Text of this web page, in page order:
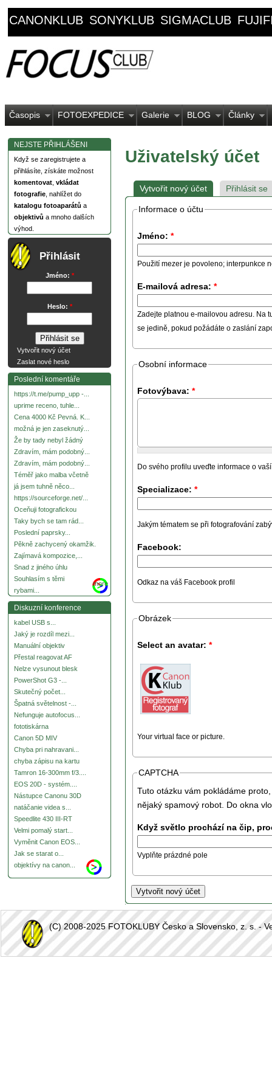
CANONKLUB SONYKLUB SIGMACLUB
Časopis FOTOEXPEDICE Galerie BLOG Články
NEJSTE PŘIHLÁŠENI
Když se zaregistrujete a
přihlásíte, získáte možnost
komentovat vkládat
fotografie , nahlížet do
katalogu fotoaparátů a
objektivů a mnoho dalších
výhod.
Přihlásit
Jméno: *
Heslo: *
Vytvořit nový účet
Zaslat nové heslo
Poslední komentáře
https://t.me/pump_upp -...
uprime receno, tuhle...
Cena 4000 Kč Pevná. K...
možná je jen zaseknutý...
Že by tady nebyl žádný
Zdravím, mám podobný...
Zdravím, mám podobný...
Téměř jako malba včetně
já jsem tuhně něco...
https://sourceforge.net/...
Oceňuji fotografickou
Taky bych se tam rád...
Poslední paprsky...
Pěkně zachycený okamžik.
Zajímavá kompozice,...
Snad z jiného úhlu
Souhlasím s těmi
rybami...
more
Diskuzní konference
kabel USB s...
Jaký je rozdíl mezi...
Manuální objektiv
Přestal reagovat AF
Nelze vysunout blesk
PowerShot G3 -...
Skutečný počet...
Špatná světelnost -...
Nefunguje autofocus...
fototiskárna
Canon 5D MIV
Chyba pri nahravani...
chyba zápisu na kartu
Tamron 16-300mm f/3....
EOS 20D - systém....
Nástupce Canonu 30D
natáčanie videa s...
Speedlite 430 III-RT
Velmi pomalý start...
Vyměnit Canon EOS...
Jak se starat o...
objektívy na canon...
Uživatelský účet
Vytvořit nový účet Přihlásit se
Informace o účtu
Jméno: *
Použití mezer je povoleno; interpunkce
E-mailová adresa: *
Zadejte platnou e-mailovou adresu. Na
se jedině, pokud požádáte o zaslání
Osobní informace
Fotovýbava: *
Do svého profilu uveďte informace o
Specializace: *
Jakým tématem se při fotografování
Facebook:
Odkaz na váš Facebook profil
Obrázek
Select an avatar: *
Your virtual face or picture.
CAPTCHA
Tuto otázku vám pokládáme
nějaký spamový robot. Do okna
Když světlo prochází na čip,
Vyplňte prázdné pole
(C) 2008-2025 FOTOKLUBY Česko a Slovensko, z. s. -